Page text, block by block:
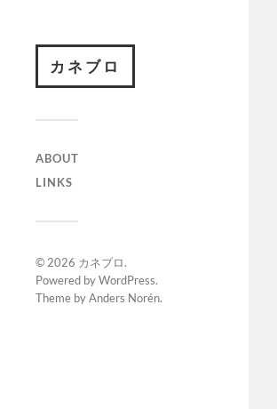
カネブロ
ABOUT
LINKS
© 2026 カネブロ.
Powered byWordPress.
Theme byAnders Norén.